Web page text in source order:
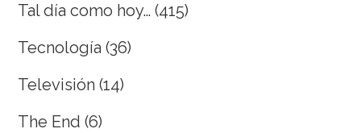
Tal día como hoy… (415)
Tecnología (36)
Televisión (14)
The End (6)